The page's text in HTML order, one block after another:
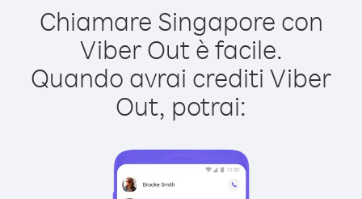
Chiamare Singapore con
Viber Out è facile.
Quando avrai crediti Viber
Out, potrai: